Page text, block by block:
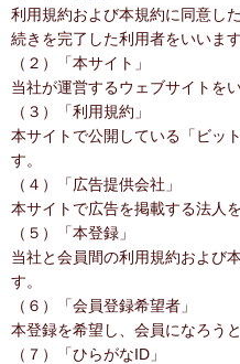
利用規約および本規約に同意し
続きを完了した利用者をいいます
（２）「本サイト」
当社が運営するウェブサイトをい
（３）「利用規約」
本サイトで公開している「ビッ
す。
（４）「広告提供会社」
本サイトで広告を掲載する法人を
（５）「本登録」
当社と会員間の利用規約および
す。
（６）「会員登録希望者」
本登録を希望し、会員になろう
（７）「ひらがなID」